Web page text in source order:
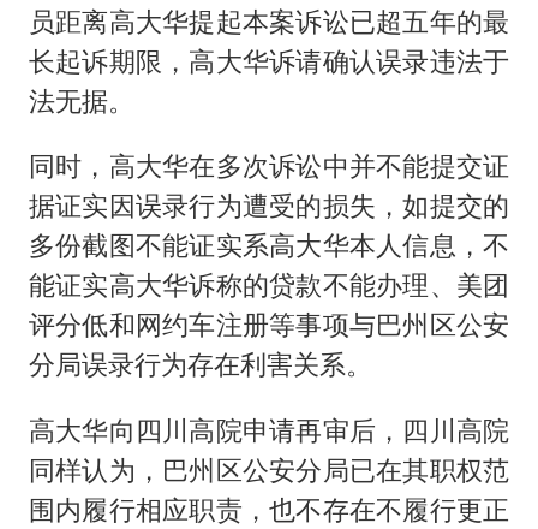
员距离高大华提起本案诉讼已超五年的最
长起诉期限，高大华诉请确认误录违法于
法无据。
同时，高大华在多次诉讼中并不能提交证
据证实因误录行为遭受的损失，如提交的
多份截图不能证实系高大华本人信息，不
能证实高大华诉称的贷款不能办理、美团
评分低和网约车注册等事项与巴州区公安
分局误录行为存在利害关系。
高大华向四川高院申请再审后，四川高院
同样认为，巴州区公安分局已在其职权范
围内履行相应职责，也不存在不履行更正